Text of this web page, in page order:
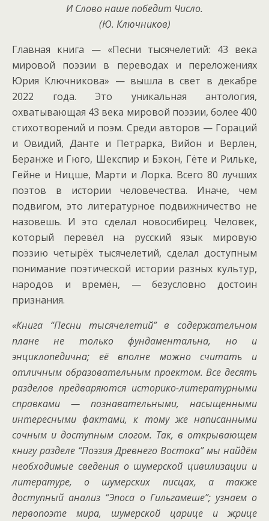
И Слово наше победит Число.
(Ю. Ключников)
Главная книга — «Песни тысячелетий: 43 века
мировой поэзии в переводах и переложениях
Юрия Ключникова» — вышла в свет в декабре
2022 года. Это уникальная антология,
охватывающая 43 века мировой поэзии, более 400
стихотворений и поэм. Среди авторов — Гораций
и Овидий, Данте и Петрарка, Вийон и Верлен,
Беранже и Гюго, Шекспир и Бэкон, Гёте и Рильке,
Гейне и Ницше, Марти и Лорка. Всего 80 лучших
поэтов в истории человечества. Иначе, чем
подвигом, это литературное подвижничество не
назовешь. И это сделал новосибирец. Человек,
который перевёл на русский язык мировую
поэзию четырёх тысячелетий, сделал доступным
понимание поэтической истории разных культур,
народов и времён, — безусловно достоин
признания.
«Книга “Песни тысячелетий” в содержательном
плане не только фундаментальна, но и
энциклопедична; её вполне можно считать и
отличным образовательным проектом. Все десять
разделов предваряются историко-литературными
справками — познавательными, насыщенными
интересными фактами, к тому же написанными
сочным и доступным слогом. Так, в открывающем
книгу разделе “Поэзия Древнего Востока” мы найдём
необходимые сведения о шумерской цивилизации и
литературе, о шумерских писцах, а также
доступный анализ “Эпоса о Гильгамеше”; узнаем о
первопоэте мира, шумерской царице и жрице